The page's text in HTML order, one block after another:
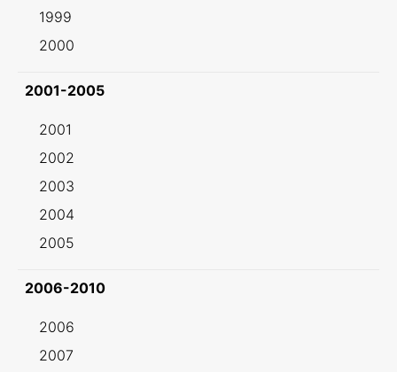
1999
2000
2001-2005
2001
2002
2003
2004
2005
2006-2010
2006
2007